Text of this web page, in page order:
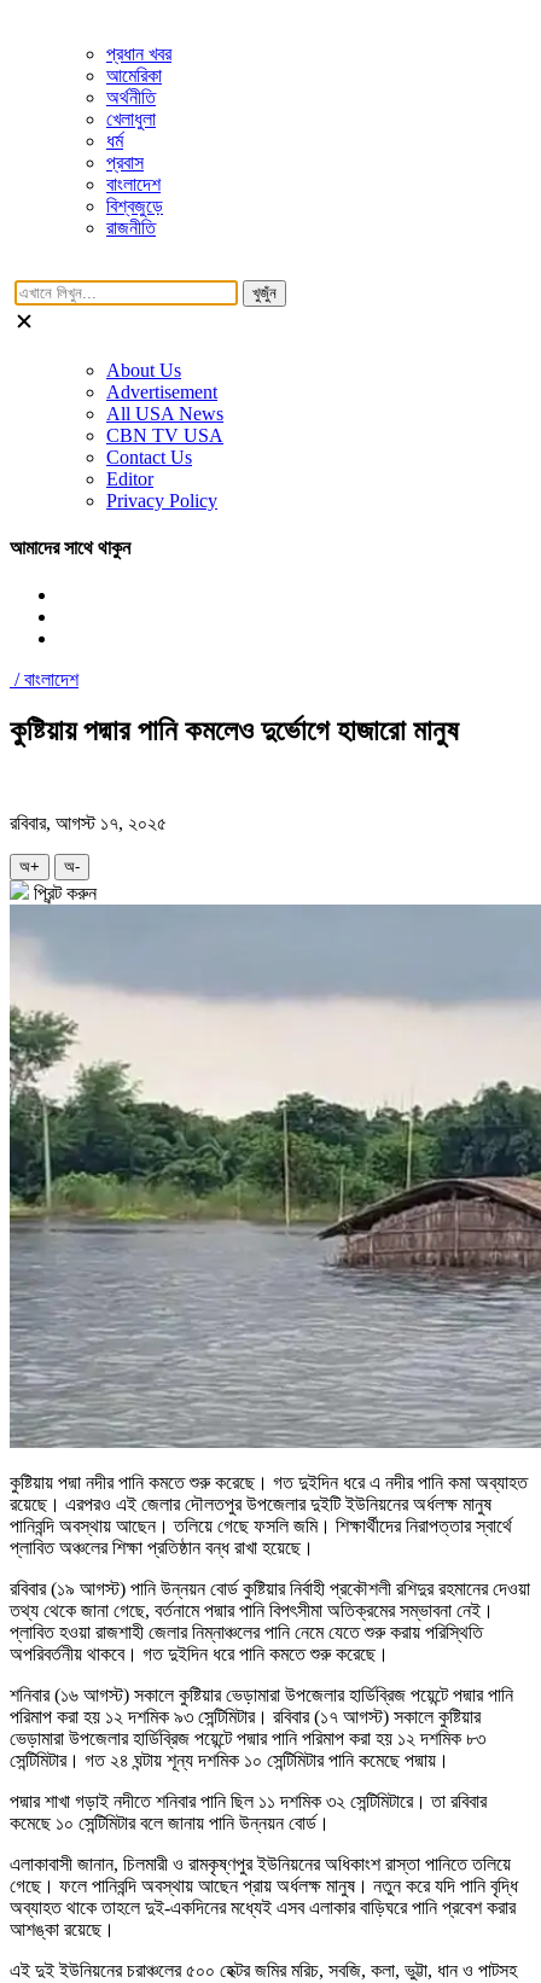
প্রধান খবর
আমেরিকা
অর্থনীতি
খেলাধুলা
ধর্ম
প্রবাস
বাংলাদেশ
বিশ্বজুড়ে
রাজনীতি
খুজুঁন
About Us
Advertisement
All USA News
CBN TV USA
Contact Us
Editor
Privacy Policy
আমাদের সাথে থাকুন
/বাংলাদেশ
কুষ্টিয়ায় পদ্মার পানি কমলেও দুর্ভোগে হাজারো মানুষ
রবিবার, আগস্ট ১৭, ২০২৫
অ+ অ-
প্রিন্ট করুন
কুষ্টিয়ায় পদ্মা নদীর পানি কমতে শুরু করেছে। গত দুইদিন ধরে এ নদীর পানি কমা অব্যাহত
রয়েছে। এরপরও এই জেলার দৌলতপুর উপজেলার দুইটি ইউনিয়নের অর্ধলক্ষ মানুষ
পানিবন্দি অবস্থায় আছেন। তলিয়ে গেছে ফসলি জমি। শিক্ষার্থীদের নিরাপত্তার স্বার্থে
প্লাবিত অঞ্চলের শিক্ষা প্রতিষ্ঠান বন্ধ রাখা হয়েছে।
রবিবার (১৯ আগস্ট) পানি উন্নয়ন বোর্ড কুষ্টিয়ার নির্বাহী প্রকৌশলী রশিদুর রহমানের দেওয়া
তথ্য থেকে জানা গেছে, বর্তনামে পদ্মার পানি বিপৎসীমা অতিক্রমের সম্ভাবনা নেই।
প্লাবিত হওয়া রাজশাহী জেলার নিম্নাঞ্চলের পানি নেমে যেতে শুরু করায় পরিস্থিতি
অপরিবর্তনীয় থাকবে। গত দুইদিন ধরে পানি কমতে শুরু করেছে।
শনিবার (১৬ আগস্ট) সকালে কুষ্টিয়ার ভেড়ামারা উপজেলার হার্ডিব্রিজ পয়েন্টে পদ্মার পানি
পরিমাপ করা হয় ১২ দশমিক ৯৩ সেন্টিমিটার। রবিবার (১৭ আগস্ট) সকালে কুষ্টিয়ার
ভেড়ামারা উপজেলার হার্ডিব্রিজ পয়েন্টে পদ্মার পানি পরিমাপ করা হয় ১২ দশমিক ৮৩
সেন্টিমিটার। গত ২৪ ঘন্টায় শূন্য দশমিক ১০ সেন্টিমিটার পানি কমেছে পদ্মায়।
পদ্মার শাখা গড়াই নদীতে শনিবার পানি ছিল ১১ দশমিক ৩২ সেন্টিমিটারে। তা রবিবার
কমেছে ১০ সেন্টিমিটার বলে জানায় পানি উন্নয়ন বোর্ড।
এলাকাবাসী জানান, চিলমারী ও রামকৃষ্ণপুর ইউনিয়নের অধিকাংশ রাস্তা পানিতে তলিয়ে
গেছে। ফলে পানিবন্দি অবস্থায় আছেন প্রায় অর্ধলক্ষ মানুষ। নতুন করে যদি পানি বৃদ্ধি
অব্যাহত থাকে তাহলে দুই-একদিনের মধ্যেই এসব এলাকার বাড়িঘরে পানি প্রবেশ করার
আশঙ্কা রয়েছে।
এই দুই ইউনিয়নের চরাঞ্চলের ৫০০ হেক্টর জমির মরিচ, সবজি, কলা, ভুট্টা, ধান ও পাটসহ